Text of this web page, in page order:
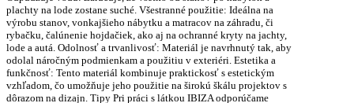
plachty na lode zostane suché. Všestranné použitie: Ideálna na
výrobu stanov, vonkajšieho nábytku a matracov na záhradu, či
rybačku, čalúnenie hojdačiek, ako aj na ochranné kryty na jachty,
lode a autá. Odolnosť a trvanlivosť: Materiál je navrhnutý tak, aby
odolal náročným podmienkam a použitiu v exteriéri. Estetika a
funkčnosť: Tento materiál kombinuje praktickosť s estetickým
vzhľadom, čo umožňuje jeho použitie na širokú škálu projektov s
dôrazom na dizajn. Tipy Pri práci s látkou IBIZA odporúčame